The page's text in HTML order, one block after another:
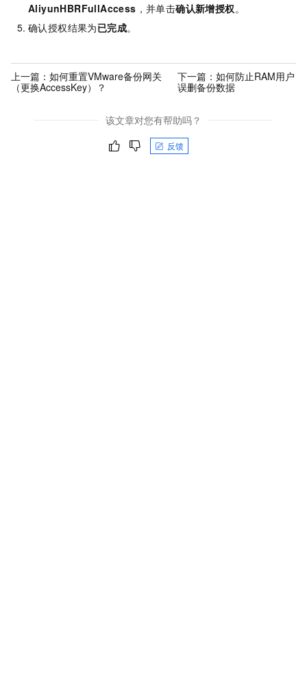
AliyunHBRFullAccess ，并单击确认新增授权。
确认授权结果为已完成。
上一篇： 如何重置VMware备份网关
（更换AccessKey）？
下一篇：如何防止RAM用户
误删备份数据
该文章对您有帮助吗？
反馈